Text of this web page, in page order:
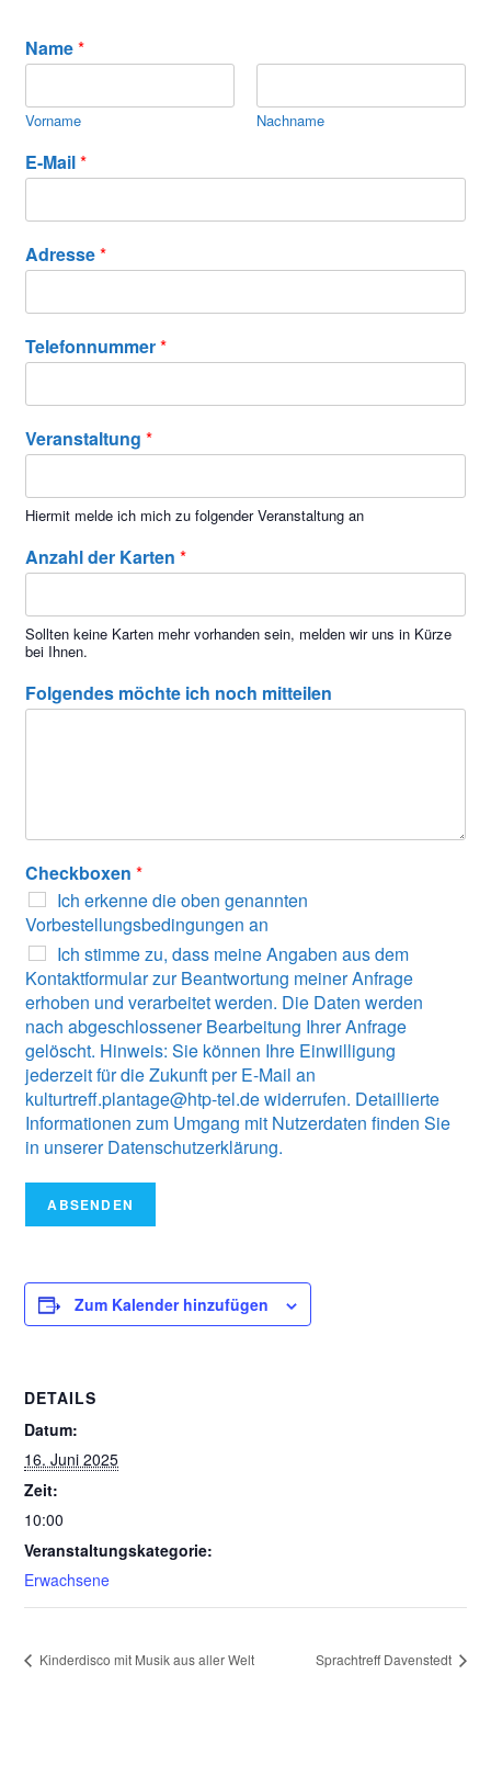
Name*
Vorname Nachname
E-Mail*
Adresse*
Telefonnummer*
Veranstaltung*
Hiermit melde ich mich zu folgender Veranstaltung an
Anzahl der Karten*
Sollten keine Karten mehr vorhanden sein, melden wir uns in Kürze
bei Ihnen.
Folgendes möchte ich noch mitteilen
Checkboxen*
Ich erkenne die oben genannten
Vorbestellungsbedingungen an
Ich stimme zu, dass meine Angaben aus dem
Kontaktformular zur Beantwortung meiner Anfrage
erhoben und verarbeitet werden. Die Daten werden
nach abgeschlossener Bearbeitung Ihrer Anfrage
gelöscht. Hinweis: Sie können Ihre Einwilligung
jederzeit für die Zukunft per E-Mail an
kulturtreff.plantage@htp-tel.de widerrufen. Detaillierte
Informationen zum Umgang mit Nutzerdaten finden Sie
in unserer Datenschutzerklärung.
ABSENDEN
Zum Kalender hinzufügen
DETAILS
Datum:
16. Juni 2025
Zeit:
10:00
Veranstaltungskategorie:
Erwachsene
Kinderdisco mit Musik aus aller Welt Sprachtreff Davenstedt